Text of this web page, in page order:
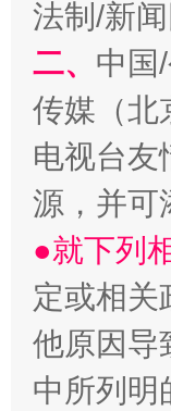
阿坝州三
国家大学
法制/新
二、 中国
传媒（北
电视台友
源，并可
●就下列
定或相关
他原因导
中所列明